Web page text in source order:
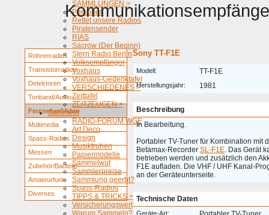
SAMMLUNGEN >
Personen
Rettet unsere Radios
Piratensender
RIAS
Sacrow (Der Beginn)
Stern Radio Berlin
Volksempfänger
Voxhaus
Voxhaus-Gedenktafel
VERSCHIEDENES >
Zeittafel
ZEITZEUGEN >
Sammeln
RADIO-FORUM WGF
Art Deco
Design
Musiktruhen
Papiermodelle
Sammelwut
Sammlerpreise
Sammlung geerbt?
Spass-Radios
TIPPS & TRICKS >
Versicherungswert
Warum Sammeln?
Röhrenradios
Transistorradios
Detektoren
Tonband/Audio
Fernseher/Video
Multimedia
Spass-Radios
Messen
Zubehör/Bauteile
Amateurfunk
Diverses
Sony TT-F1E
Modell: TT-F1E
Herstellungsjahr: 1981
Beschreibung
In Bearbeitung.
Portabler TV-Tuner für Kombination mit
Betamax-Recorder SL-F1E. Das Gerät
betrieben werden und zusätzlich den
F1E aufladen. Die VHF / UHF Kanal-
an der Geräteunterseite.
Technische Daten
Geräte-Art: